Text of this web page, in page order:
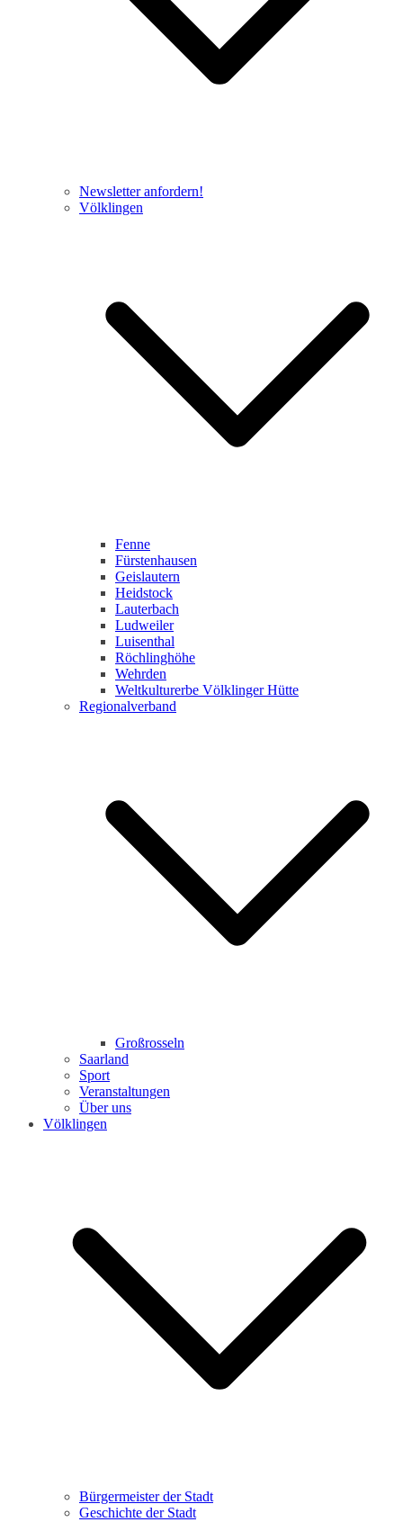
Newsletter anfordern!
Völklingen
Fenne
Fürstenhausen
Geislautern
Heidstock
Lauterbach
Ludweiler
Luisenthal
Röchlinghöhe
Wehrden
Weltkulturerbe Völklinger Hütte
Regionalverband
Großrosseln
Saarland
Sport
Veranstaltungen
Über uns
Völklingen
Bürgermeister der Stadt
Geschichte der Stadt